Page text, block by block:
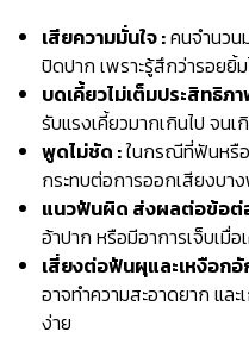
เสียความมั่นใจ :คนจำนวน
ปิดปาก เพราะรู้สึกว่ารอยยิ้
บดเคี้ยวไม่เต็มประสิทธิภ
รับแรงเคี้ยวมากเกินไป จน
พูดไม่ชัด :ในกรณีที่ฟันหรือ
กระทบต่อการออกเสียงบ
แนวฟันผิด ส่งผลต่อข้อต่
อ้าปาก หรือมีอาการเจ็บเมื่อ
เสี่ยงต่อฟันผุและเหงือกอั
อาจทำความสะอาดยาก แล
ง่าย